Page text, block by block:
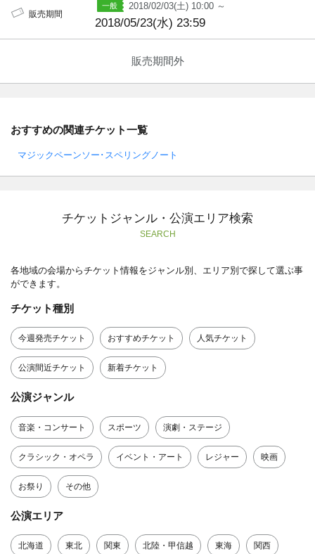
販売期間
2018/02/03(土) 10:00 ～
2018/05/23(水) 23:59
販売期間外
おすすめの関連チケット一覧
マジックペーンソー･スペリングノート
チケットジャンル・公演エリア検索
SEARCH
各地域の会場からチケット情報をジャンル別、エリア別で探して選ぶ事
ができます。
チケット種別
今週発売チケット おすすめチケット 人気チケット
公演間近チケット 新着チケット
公演ジャンル
音楽・コンサート スポーツ 演劇・ステージ
クラシック・オペラ イベント・アート レジャー 映画
お祭り その他
公演エリア
北海道 東北 関東 北陸・甲信越 東海 関西